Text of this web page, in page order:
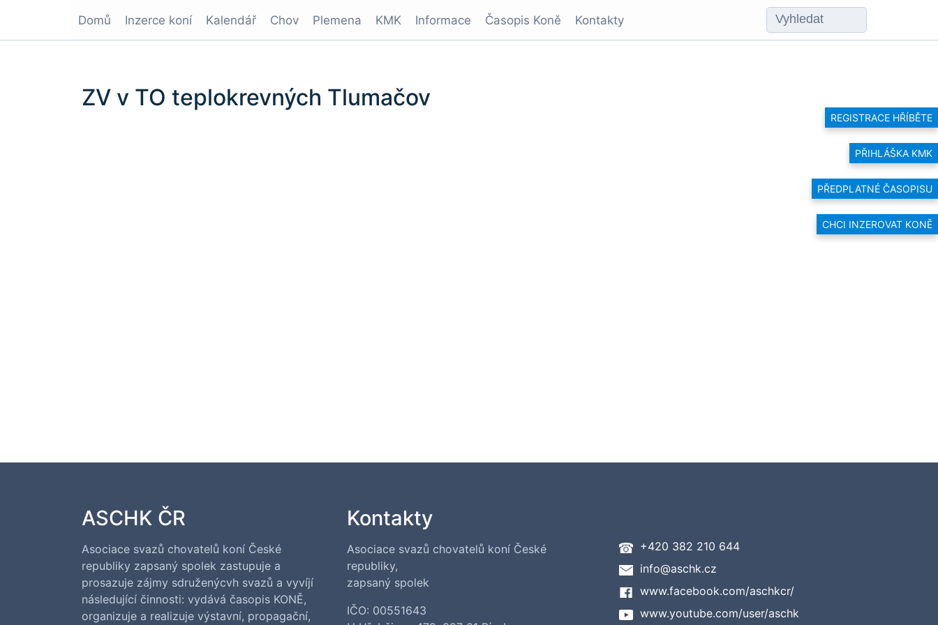
REGISTRACE HŘÍBĚTE
PŘIHLÁŠKA KMK
PŘEDPLATNÉ ČASOPISU
CHCI INZEROVAT KONĚ
Domů Inzerce koní Kalendář Chov Plemena KMK Informace Časopis Koně Kontakty
ZV v TO teplokrevných Tlumačov
ASCHK ČR
Asociace svazů chovatelů koní České
republiky zapsaný spolek zastupuje a
prosazuje zájmy sdruženýcvh svazů a vyvíjí
následující činnosti: vydává časopis KONĚ,
organizuje a realizuje výstavní, propagační,
Kontakty
Asociace svazů chovatelů koní České
republiky,
zapsaný spolek
IČO: 00551643
+420 382 210 644
info@aschk.cz
www.facebook.com/aschkcr/
www.youtube.com/user/aschk